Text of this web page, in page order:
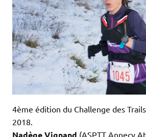
4ème édition du Challenge des
2018.
Nadège Vignand (ASPTT Annecy